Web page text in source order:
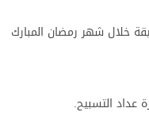
خلال شهر رمضان المبارك
عداد التسبيح.